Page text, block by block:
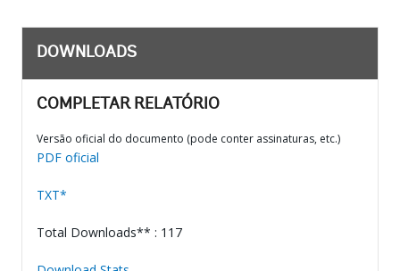
DOWNLOADS
COMPLETAR RELATÓRIO
Versão oficial do documento (pode conter assinaturas, etc.)
PDF oficial
TXT*
Total Downloads** : 117